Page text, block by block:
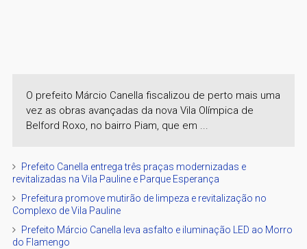
O prefeito Márcio Canella fiscalizou de perto mais uma
vez as obras avançadas da nova Vila Olímpica de
Belford Roxo, no bairro Piam, que em ...
Prefeito Canella entrega três praças modernizadas e
revitalizadas na Vila Pauline e Parque Esperança
Prefeitura promove mutirão de limpeza e revitalização no
Complexo de Vila Pauline
Prefeito Márcio Canella leva asfalto e iluminação LED ao Morro
do Flamengo